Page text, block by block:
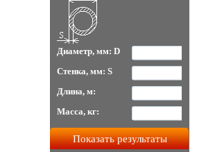
Диаметр, мм: D
Стенка, мм: S
Длина, м:
Масса, кг: